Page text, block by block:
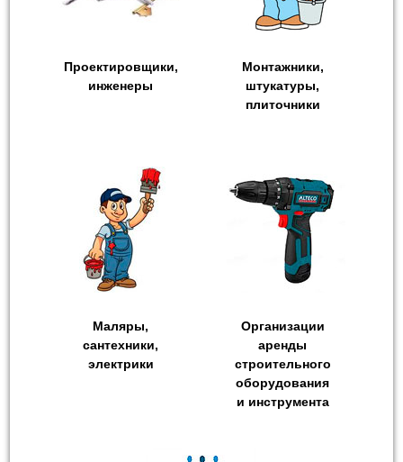
Проектировщики,
инженеры
Монтажники,
штукатуры,
плиточники
Маляры,
сантехники,
электрики
Организации
аренды
строительного
оборудования
и инструмента